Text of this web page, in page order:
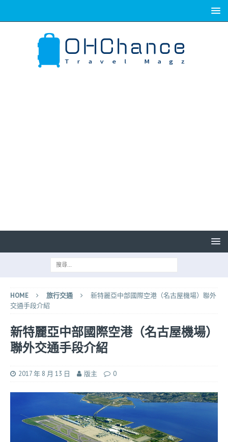
HOME 旅行交通
新特麗亞中部國際空港（名古屋機場）聯外
交通手段介紹
新特麗亞中部國際空港（名古屋機場）
聯外交通手段介紹
2017 年 8 月 13 日 版主 0